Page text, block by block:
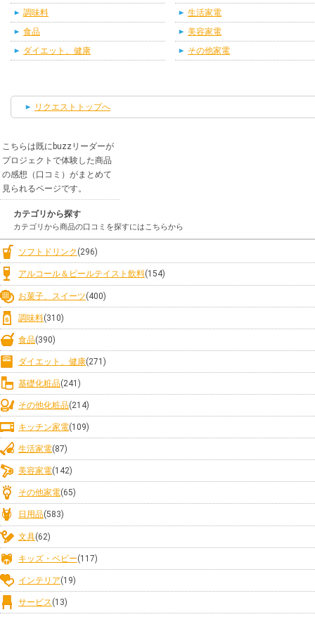
調味料
食品
ダイエット、健康
生活家電
美容家電
その他家電
リクエストトップへ
こちらは既にbuzzリーダーが
プロジェクトで体験した商品
の感想（口コミ）がまとめて
見られるページです。
カテゴリから探す
カテゴリから商品の口コミを探すにはこちらから
ソフトドリンク (296)
アルコール＆ビールテイスト飲料(154)
お菓子、スイーツ(400)
調味料(310)
食品(390)
ダイエット、健康(271)
基礎化粧品(241)
その他化粧品(214)
キッチン家電(109)
生活家電(87)
美容家電(142)
その他家電(65)
日用品(583)
文具(62)
キッズ・ベビー(117)
インテリア(19)
サービス(13)